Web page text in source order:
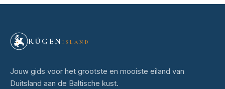
RÜGEN ISLAND
Jouw gids voor het grootste en mooiste eiland van
Duitsland aan de Baltische kust.